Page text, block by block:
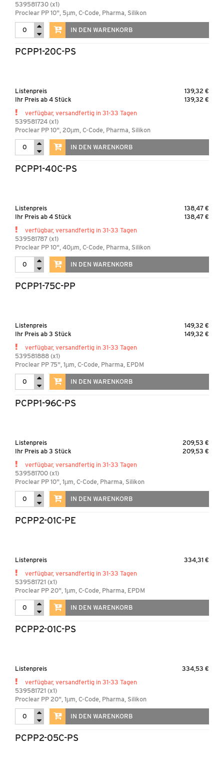
539581730 (x1)
Proclear PP 10", 5µm, C-Code, Pharma, Silikon
IN DEN WARENKORB
PCPP1-20C-PS
Listenpreis
139,32 €
Ihr Preis ab 4 Stück
139,32 €
verfügbar, versandfertig in 31-33 Tagen
539581724 (x1)
Proclear PP 10", 20µm, C-Code, Pharma, Silikon
IN DEN WARENKORB
PCPP1-40C-PS
Listenpreis
138,47 €
Ihr Preis ab 4 Stück
138,47 €
verfügbar, versandfertig in 31-33 Tagen
539581787 (x1)
Proclear PP 10", 40µm, C-Code, Pharma, Silikon
IN DEN WARENKORB
PCPP1-75C-PP
Listenpreis
149,32 €
Ihr Preis ab 3 Stück
149,32 €
verfügbar, versandfertig in 31-33 Tagen
539581888 (x1)
Proclear PP 75", 1µm, C-Code, Pharma, EPDM
IN DEN WARENKORB
PCPP1-96C-PS
Listenpreis
209,53 €
Ihr Preis ab 3 Stück
209,53 €
verfügbar, versandfertig in 31-33 Tagen
539581700 (x1)
Proclear PP 10", 1µm, C-Code, Pharma, Silikon
IN DEN WARENKORB
PCPP2-01C-PE
Listenpreis
334,31 €
verfügbar, versandfertig in 31-33 Tagen
539581721 (x1)
Proclear PP 20", 1µm, C-Code, Pharma, EPDM
IN DEN WARENKORB
PCPP2-01C-PS
Listenpreis
334,53 €
verfügbar, versandfertig in 31-33 Tagen
539581721 (x1)
Proclear PP 20", 1µm, C-Code, Pharma, Silikon
IN DEN WARENKORB
PCPP2-05C-PS